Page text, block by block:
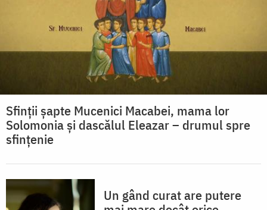
Sfinții șapte Mucenici Macabei, mama lor
Solomonia și dascălul Eleazar – drumul spre
sfințenie
Un gând curat are putere